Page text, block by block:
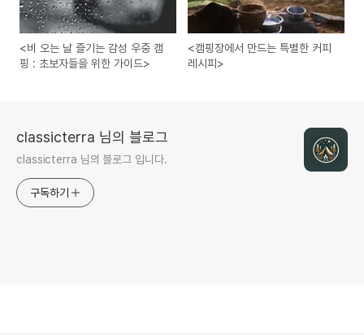
<비 오는 날 즐기는 감성 우중 캠
핑 : 초보자들을 위한 가이드>
<캠핑장에서 만드는 특별한 커피
레시피>
classicterra 님의 블로그
classicterra 님의 블로그 입니다.
구독하기